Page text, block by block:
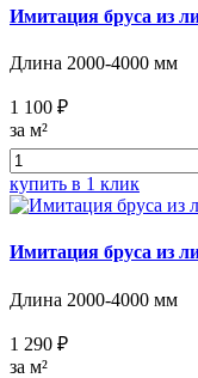
Имитация бруса из
Длина 2000-4000 мм
1 100 ₽
за м²
купить в 1 клик
Имитация бруса из
Длина 2000-4000 мм
1 290 ₽
за м²